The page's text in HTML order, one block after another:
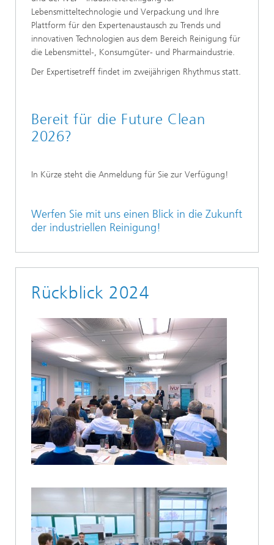
Lebensmitteltechnologie und Verpackung und Ihre
Plattform für den Expertenaustausch zu Trends und
innovativen Technologien aus dem Bereich Reinigung für
die Lebensmittel-, Konsumgüter- und Pharmaindustrie.
Der Expertisetreff findet im zweijährigen Rhythmus statt.
Bereit für die Future Clean
2026?
In Kürze steht die Anmeldung für Sie zur Verfügung!
Werfen Sie mit uns einen Blick in die Zukunft
der industriellen Reinigung!
Rückblick 2024